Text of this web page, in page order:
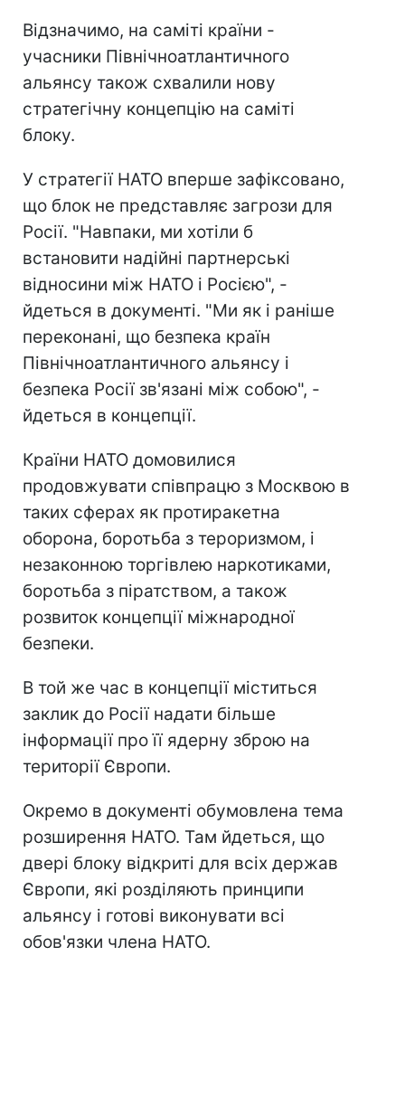
Відзначимо, на саміті країни -
учасники Північноатлантичного
альянсу також схвалили нову
стратегічну концепцію на саміті
блоку.
У стратегії НАТО вперше зафіксовано,
що блок не представляє загрози для
Росії. "Навпаки, ми хотіли б
встановити надійні партнерські
відносини між НАТО і Росією", -
йдеться в документі. "Ми як і раніше
переконані, що безпека країн
Північноатлантичного альянсу і
безпека Росії зв'язані між собою", -
йдеться в концепції.
Країни НАТО домовилися
продовжувати співпрацю з Москвою в
таких сферах як протиракетна
оборона, боротьба з тероризмом, і
незаконною торгівлею наркотиками,
боротьба з піратством, а також
розвиток концепції міжнародної
безпеки.
В той же час в концепції міститься
заклик до Росії надати більше
інформації про її ядерну зброю на
території Європи.
Окремо в документі обумовлена тема
розширення НАТО. Там йдеться, що
двері блоку відкриті для всіх держав
Європи, які розділяють принципи
альянсу і готові виконувати всі
обов'язки члена НАТО.